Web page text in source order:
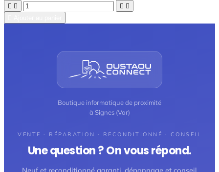
   
Boutique informatique de proximité
à Signes (Var)
VENTE · RÉPARATION · RECONDITIONNÉ · CONSEIL
Une question ? On vous répond.